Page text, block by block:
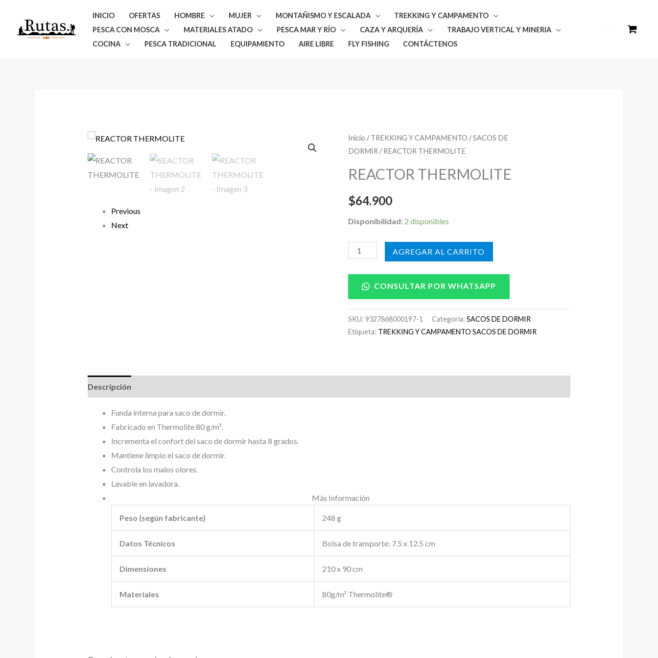
contenido
INICIO OFERTAS HOMBRE MUJER MONTAÑISMO Y ESCALADA
TREKKING Y CAMPAMENTO
PESCA CON MOSCA
MATERIALES ATADO PESCA MAR Y RÍO CAZA Y ARQUERÍA
TRABAJO VERTICAL Y MINERIA
COCINA
PESCA TRADICIONAL EQUIPAMIENTO AIRE LIBRE FLY FISHING CONTÁCTENOS
Buscar
Previous
Next
Inicio /TREKKING Y CAMPAMENTO /SACOS DE
DORMIR / REACTOR THERMOLITE
REACTOR THERMOLITE
$64.900
Disponibilidad: 2 disponibles
REACTOR
THERMOLITE
AÑADIR AL CARRITO
CONSULTAR POR WHATSAPP
SKU:9327868000197-1 Categoría:SACOS DE DORMIR
Etiqueta: TREKKING Y CAMPAMENTO SACOS DE DORMIR
Descripción
Funda interna para saco de dormir.
Fabricado en Thermolite 80 g/m².
Incrementa el confort del saco de dormir hasta 8 grados.
Mantiene limpio el saco de dormir.
Controla los malos olores.
Lavable en lavadora.
Más Información
Peso (según fabricante) 248 g
Datos Técnicos Bolsa de transporte: 7.5 x 12.5 cm
Dimensiones 210 x 90 cm
Materiales 80g/m² Thermolite®